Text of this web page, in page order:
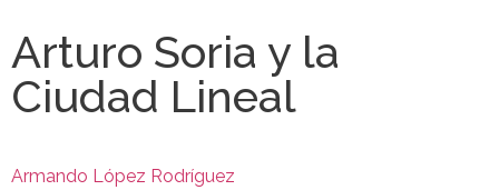
Arturo Soria y la
Ciudad Lineal
Armando López Rodríguez